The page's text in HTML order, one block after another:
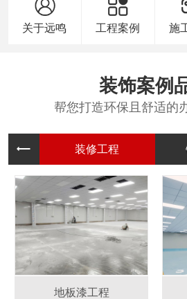
关于远鸣 工程案例 施
装饰案例
帮您打造环保且舒适的
装修工程
地板漆工程